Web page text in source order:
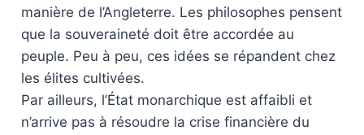
manière de l’Angleterre. Les philosophes pensent
que la souveraineté doit être accordée au
peuple. Peu à peu, ces idées se répandent chez
les élites cultivées.
Par ailleurs, l’État monarchique est affaibli et
n’arrive pas à résoudre la crise financière du